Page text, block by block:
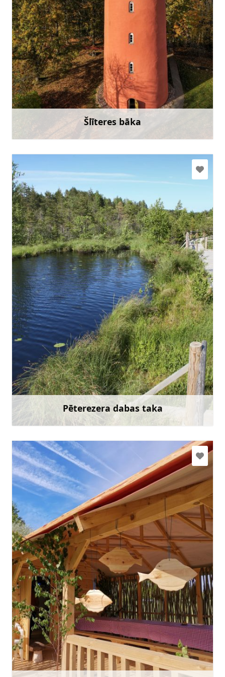
Šlīteres bāka
slitere@slitere.lv
+371 28385025
Doties
Pēterezera dabas taka
slitere@daba.gov.lv
+371 67800389
Doties
Uzzināt vairāk
andrisantmanis@inbox.lv
+371 26493087